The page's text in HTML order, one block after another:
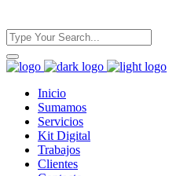
Inicio
Sumamos
Servicios
Kit Digital
Trabajos
Clientes